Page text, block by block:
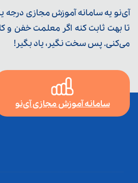
آی‌نو یه سامانه آموزش مجازی درجه
تا بهت ثابت کنه اگر معلمت خفن و
می‌کنی. پس سخت نگیر، یاد بگیر!
سامانه آموزش مجازی آی‌نو